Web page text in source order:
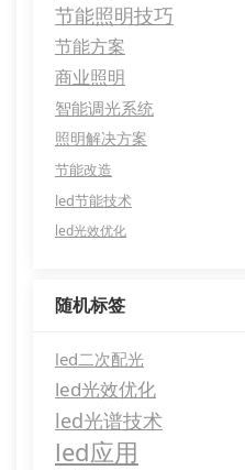
节能照明技巧
节能方案
商业照明
智能调光系统
照明解决方案
节能改造
led节能技术
led光效优化
随机标签
led二次配光
led光效优化
led光谱技术
led应用